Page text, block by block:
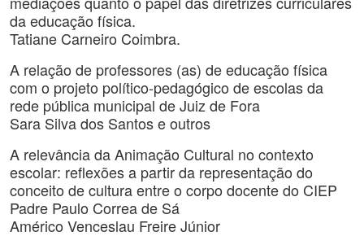
da educação física.
Tatiane Carneiro Coimbra.
A relação de professores (as) de educação física
com o projeto político-pedagógico de escolas da
rede pública municipal de Juiz de Fora
Sara Silva dos Santos e outros
A relevância da Animação Cultural no contexto
escolar: reflexões a partir da representação do
conceito de cultura entre o corpo docente do CIEP
Padre Paulo Correa de Sá
Américo Venceslau Freire Júnior